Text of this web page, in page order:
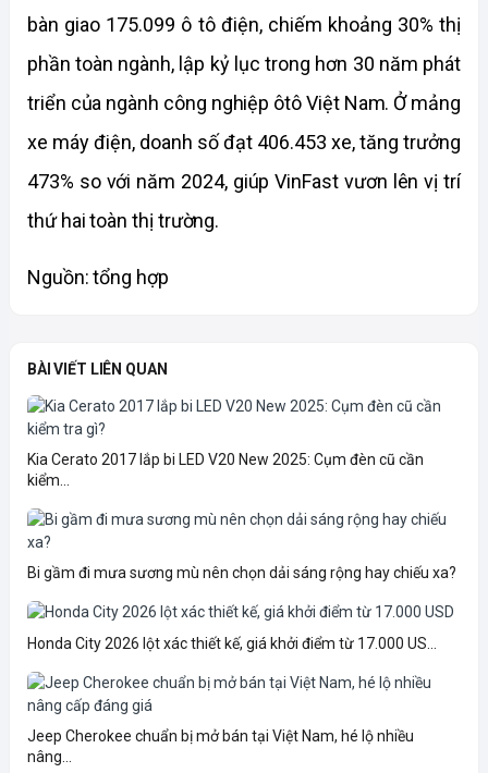
bàn giao 175.099 ô tô điện, chiếm khoảng 30% thị
phần toàn ngành, lập kỷ lục trong hơn 30 năm phát
triển của ngành công nghiệp ôtô Việt Nam. Ở mảng
xe máy điện, doanh số đạt 406.453 xe, tăng trưởng
473% so với năm 2024, giúp VinFast vươn lên vị trí
thứ hai toàn thị trường.
Nguồn: tổng hợp
BÀI VIẾT LIÊN QUAN
Kia Cerato 2017 lắp bi LED V20 New 2025: Cụm đèn cũ cần
kiểm...
Bi gầm đi mưa sương mù nên chọn dải sáng rộng hay chiếu xa?
Honda City 2026 lột xác thiết kế, giá khởi điểm từ 17.000 US...
Jeep Cherokee chuẩn bị mở bán tại Việt Nam, hé lộ nhiều
nâng...